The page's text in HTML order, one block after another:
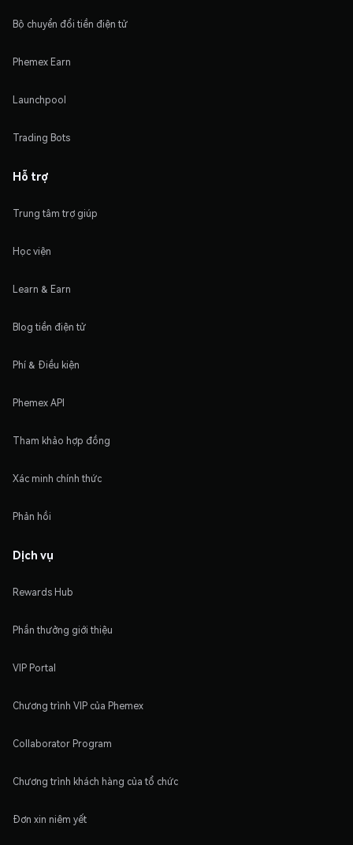
Bộ chuyển đổi tiền điện tử
Phemex Earn
Launchpool
Trading Bots
Hỗ trợ
Trung tâm trợ giúp
Học viện
Learn & Earn
Blog tiền điện tử
Phí & Điều kiện
Phemex API
Tham khảo hợp đồng
Xác minh chính thức
Phản hồi
Dịch vụ
Rewards Hub
Phần thưởng giới thiệu
VIP Portal
Chương trình VIP của Phemex
Collaborator Program
Chương trình khách hàng của tổ chức
Đơn xin niêm yết